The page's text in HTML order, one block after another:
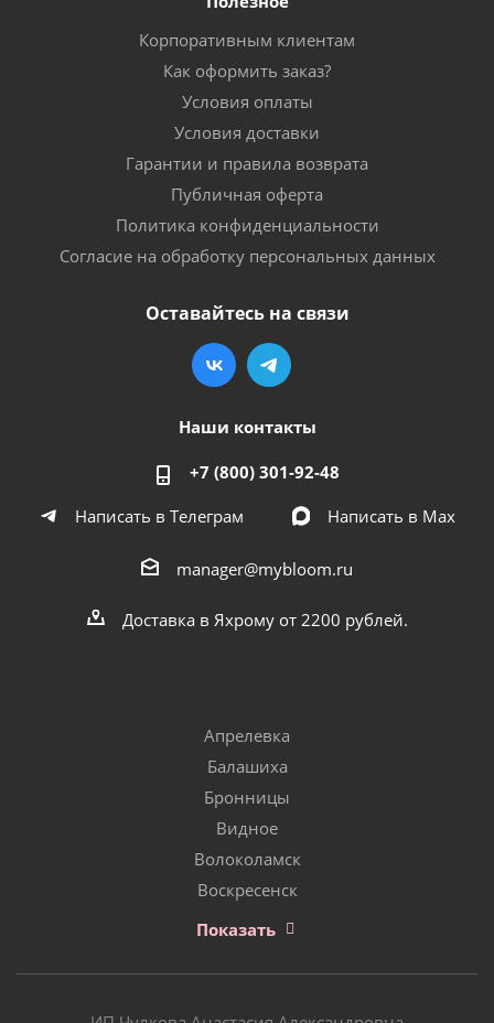
Корпоративным клиентам
Как оформить заказ?
Условия оплаты
Условия доставки
Гарантии и правила возврата
Публичная оферта
Политика конфиденциальности
Согласие на обработку персональных данных
Оставайтесь на связи
Наши контакты
+7 (800) 301-92-48
Написать в Телеграм
Написать в Мах
manager@mybloom.ru
Доставка в Яхрому от 2200 рублей.
Апрелевка
Балашиха
Бронницы
Видное
Волоколамск
Воскресенск
Показать